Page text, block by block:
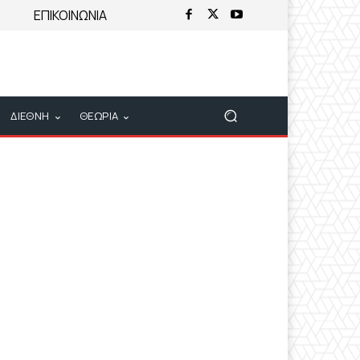
ΕΠΙΚΟΙΝΩΝΙΑ
ΔΙΕΘΝΗ ΘΕΩΡΙΑ